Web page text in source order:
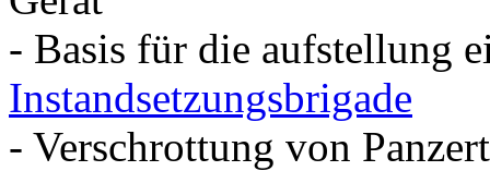
- Basis für die aufstellung
Instandsetzungsbrigade
- Verschrottung von